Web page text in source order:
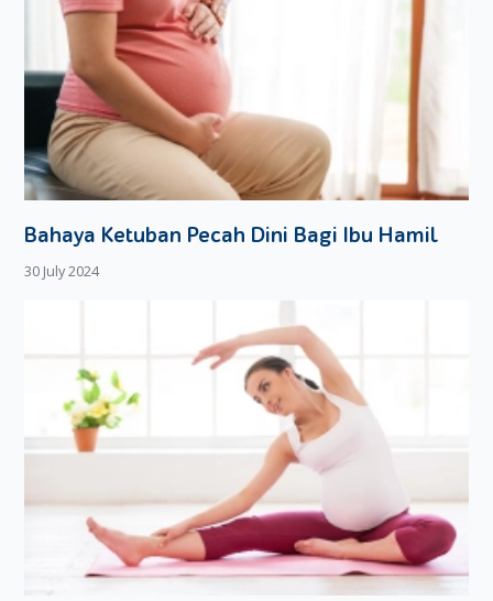
Bahaya Ketuban Pecah Dini Bagi Ibu Hamil
30 July 2024